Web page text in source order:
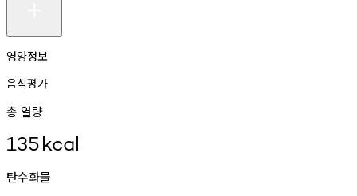
영양정보
음식평가
총 열량
135kcal
탄수화물